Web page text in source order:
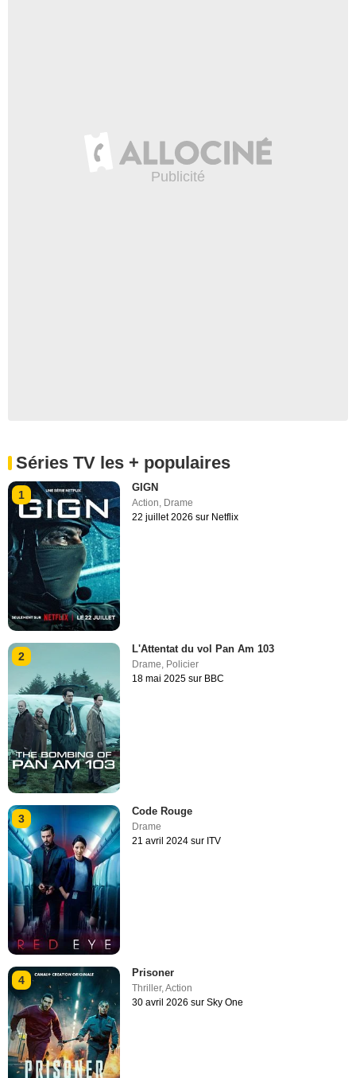
Séries TV les + populaires
1
GIGN
Action, Drame
22 juillet 2026 sur Netflix
2
L'Attentat du vol Pan Am 103
Drame, Policier
18 mai 2025 sur BBC
3
Code Rouge
Drame
21 avril 2024 sur ITV
4
Prisoner
Thriller,Action
30 avril 2026 sur Sky One